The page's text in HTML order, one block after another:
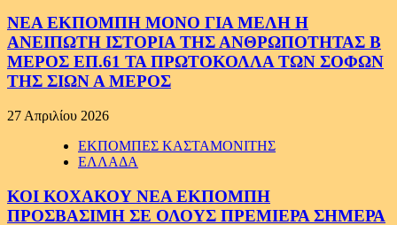
ΝΕΑ ΕΚΠΟΜΠΗ ΜΟΝΟ ΓΙΑ ΜΕΛΗ Η
ΑΝΕΙΠΩΤΗ ΙΣΤΟΡΙΑ ΤΗΣ ΑΝΘΡΩΠΟΤΗΤΑΣ Β
ΜΕΡΟΣ ΕΠ.61 ΤΑ ΠΡΩΤΟΚΟΛΛΑ ΤΩΝ ΣΟΦΩΝ
ΤΗΣ ΣΙΩΝ Α ΜΕΡΟΣ
27 Απριλίου 2026
ΕΚΠΟΜΠΕΣ ΚΑΣΤΑΜΟΝΙΤΗΣ
ΕΛΛΑΔΑ
ΚΟΙ ΚΟΧΑΚΟΥ ΝΕΑ ΕΚΠΟΜΠΗ
ΠΡΟΣΒΑΣΙΜΗ ΣΕ ΟΛΟΥΣ ΠΡΕΜΙΕΡΑ ΣΗΜΕΡΑ